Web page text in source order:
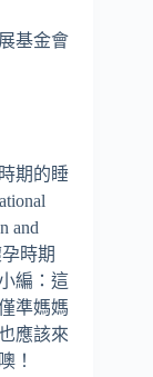
基金會
期的睡
and
時期
編：這
準媽媽
應該來
！